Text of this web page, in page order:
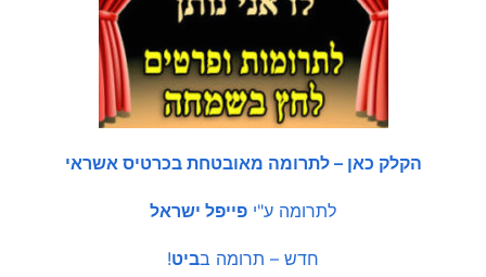
הקלק כאן – לתרומה מאובטחת בכרטיס אשראי
לתרומה ע"י פייפל ישראל
חדש – תרומה בביט!